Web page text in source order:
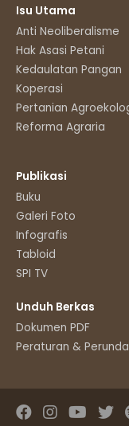
Isu Utama
Anti Neoliberalisme
Hak Asasi Petani
Kedaulatan Pangan
Koperasi
Pertanian
Reforma Agraria
Publikasi
Buku
Galeri Foto
Infografis
Tabloid
SPI TV
Unduh Berkas
Dokumen PDF
Peraturan &